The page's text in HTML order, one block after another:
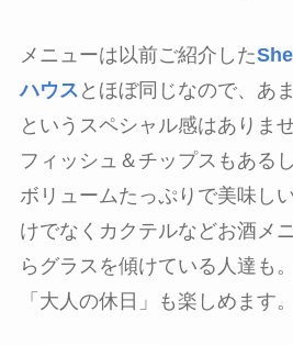
メニューは以前ご紹介した
ハウス とほぼ同じなので、あ
というスペシャル感はありま
フィッシュ＆チップスもある
ボリュームたっぷりで美味し
けでなくカクテルなどお酒メ
らグラスを傾けている人達も
「大人の休日」も楽しめます。